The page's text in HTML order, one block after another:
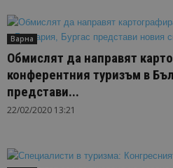
Варна
Обмислят да направят
конферентния туризъм в
представи...
22/02/2020 13:21